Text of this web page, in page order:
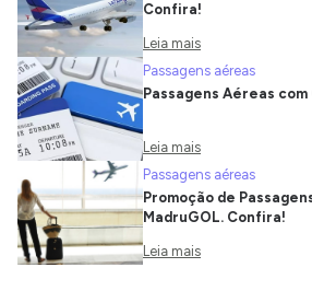
Confira!
Leia mais
Passagens aéreas
Passagens Aéreas
Leia mais
Passagens aéreas
Promoção de
MadruGOL. Confira!
Leia mais